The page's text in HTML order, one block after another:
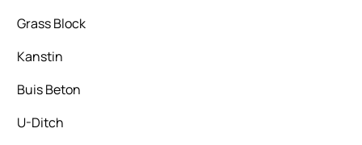
Grass Block
Kanstin
Buis Beton
U-Ditch